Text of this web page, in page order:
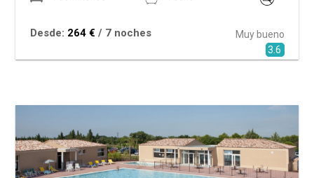
Desde: 264 € / 7 noches
Muy bueno
3.6